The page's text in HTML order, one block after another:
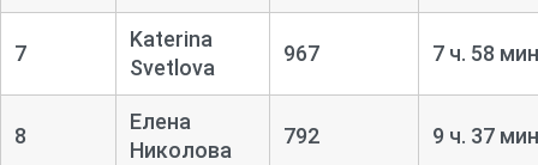
7
Katerina
Svetlova
967 7 ч. 58
8
Елена
Николова
792 9 ч. 37